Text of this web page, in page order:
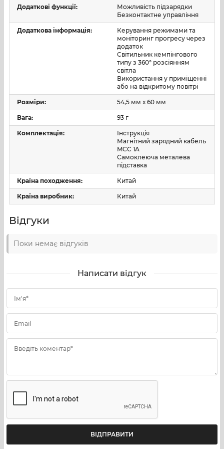
вибір режимів (статичні відтінки, м’яка зміна
кольорів, динамічні сцени);
групове керування кількома сферами одночасно;
таймери, відкладене вимкнення;
синхронізація зі звуком (музика, вечірки) залежно
Усередині — вбудований акумулятор, якого достатньо
для тривалої роботи на низьких і середніх рівнях
яскравості. Заряджання здійснюється через сучасний
роз’єм USB-C, що підходить до більшості актуальних
зарядних пристроїв, павербанків і ноутбуків. Повна
зарядка займає приблизно 2 години, після чого
світильник готовий до наступного «кольорового сету».
Призначення
застосунок — це універсальне рішення, яке легко
атмосферне підсвічування для вечірок, тематичних
декоративне акцентне світло для робочого столу,
полиці біля телевізора чи зони відпочинку;
м’яке кемпінгове підсвічування в наметі чи на столі
під навісом;
практичну користь і візуальний ефект.
Завдяки компактності, можливості тонкого
налаштування кольору та групового керування Sphere
створення цілісної «світлової сцени» з кількох ламп.
Режими роботи:
Додаткові функції:
Можливість підзарядки
Безконтактне управління
Додаткова інформація:
Керування режимами та
моніторинг прогресу через
додаток
Світильник кемпінгового
типу з 360° розсіянням
світла
Використання у приміщенні
або на відкритому повітрі
Розміри: 54,5 мм х 60 мм
Вага: 93 г
Комплектація:
Інструкція
Магнітний зарядний кабель
MCC 1A
Самоклеюча металева
підставка
Країна походження: Китай
Країна виробник: Китай
Відгуки
Поки немає відгуків
Написати відгук
Ім'я*
Email
Введіть коментар*